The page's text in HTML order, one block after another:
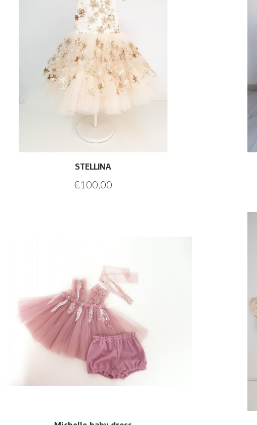
STELLINA
€100,00